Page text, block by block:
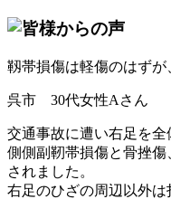
靱帯損傷は軽傷のはずが
呉市 30代女性Aさん
交通事故に遭い右足を
側側副靭帯損傷と骨挫
されました。
右足のひざの周辺以外